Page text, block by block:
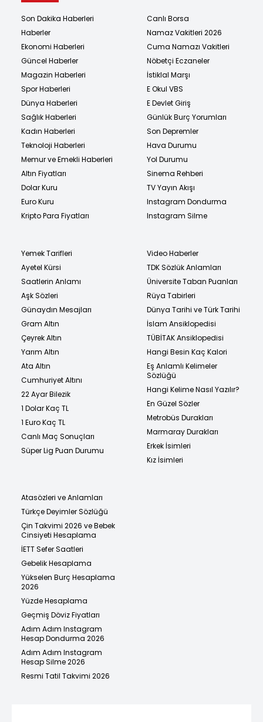
Son Dakika Haberleri
Haberler
Ekonomi Haberleri
Güncel Haberler
Magazin Haberleri
Spor Haberleri
Dünya Haberleri
Sağlık Haberleri
Kadın Haberleri
Teknoloji Haberleri
Memur ve Emekli Haberleri
Altın Fiyatları
Dolar Kuru
Euro Kuru
Kripto Para Fiyatları
Canlı Borsa
Namaz Vakitleri 2026
Cuma Namazı Vakitleri
Nöbetçi Eczaneler
İstiklal Marşı
E Okul VBS
E Devlet Giriş
Günlük Burç Yorumları
Son Depremler
Hava Durumu
Yol Durumu
Sinema Rehberi
TV Yayın Akışı
Instagram Dondurma
Instagram Silme
Yemek Tarifleri
Ayetel Kürsi
Saatlerin Anlamı
Aşk Sözleri
Günaydın Mesajları
Gram Altın
Çeyrek Altın
Yarım Altın
Ata Altın
Cumhuriyet Altını
22 Ayar Bilezik
1 Dolar Kaç TL
1 Euro Kaç TL
Canlı Maç Sonuçları
Süper Lig Puan Durumu
Video Haberler
TDK Sözlük Anlamları
Üniversite Taban Puanları
Rüya Tabirleri
Dünya Tarihi ve Türk Tarihi
İslam Ansiklopedisi
TÜBİTAK Ansiklopedisi
Hangi Besin Kaç Kalori
Eş Anlamlı Kelimeler
Sözlüğü
Hangi Kelime Nasıl Yazılır?
En Güzel Sözler
Metrobüs Durakları
Marmaray Durakları
Erkek İsimleri
Kız İsimleri
Atasözleri ve Anlamları
Türkçe Deyimler Sözlüğü
Çin Takvimi 2026 ve Bebek
Cinsiyeti Hesaplama
İETT Sefer Saatleri
Gebelik Hesaplama
Yükselen Burç Hesaplama
2026
Yüzde Hesaplama
Geçmiş Döviz Fiyatları
Adım Adım Instagram
Hesap Dondurma 2026
Adım Adım Instagram
Hesap Silme 2026
Resmi Tatil Takvimi 2026